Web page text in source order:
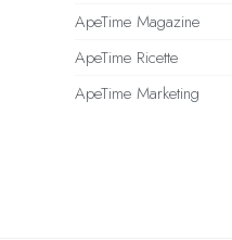
ApeTime Magazine
ApeTime Ricette
ApeTime Marketing